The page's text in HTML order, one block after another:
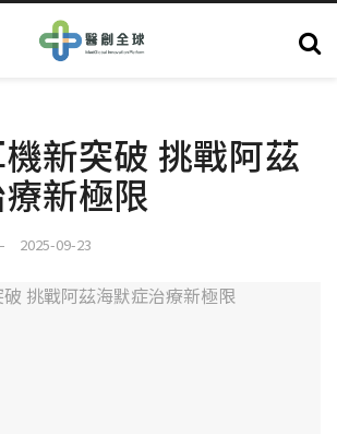
新突破 挑戰阿茲
新極限
2025-09-23